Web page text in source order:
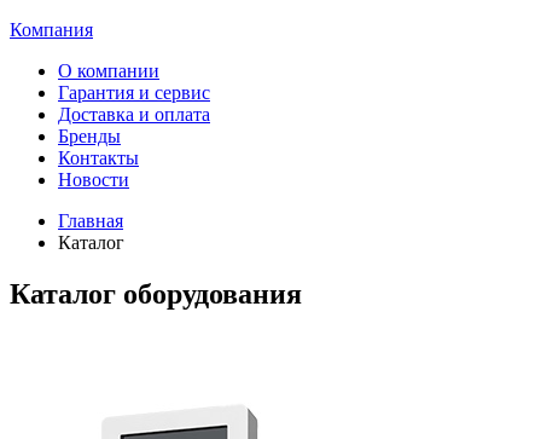
Компания
О компании
Гарантия и сервис
Доставка и оплата
Бренды
Контакты
Новости
Главная
Каталог
Каталог оборудования